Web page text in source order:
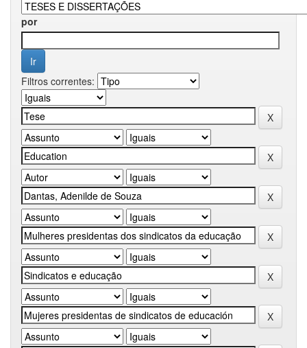
por
Filtros correntes: